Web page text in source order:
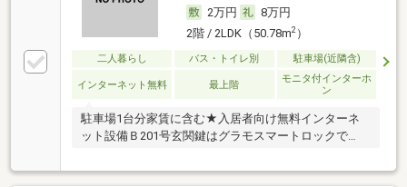
2万円
8万円
2階 / 2LDK（50.78m2）
二人暮らし バス・トイレ別 駐車場(近隣含)
インターネット無料 最上階
モニタ付インターホ
ン
駐車場1台分家賃に含む★入居者向け無料インターネ
ット設備Ｂ201号玄関鍵はグラモスマートロックで